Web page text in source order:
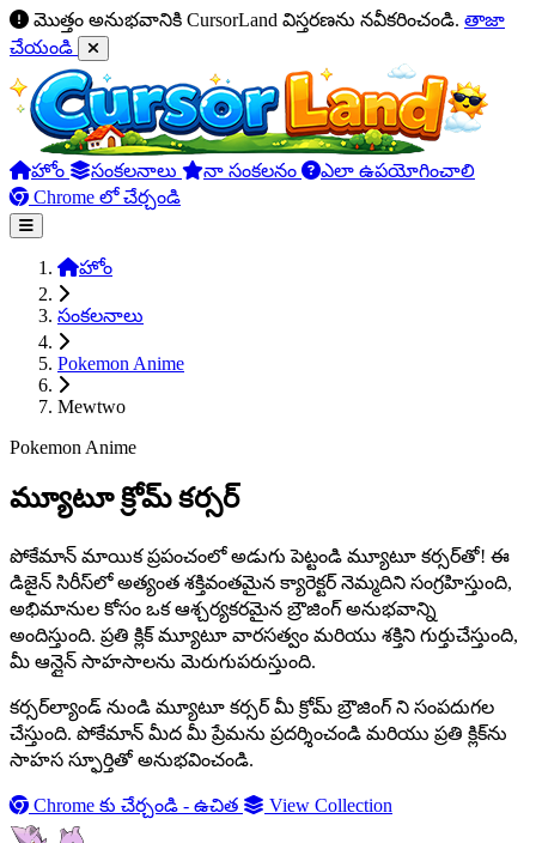
మొత్తం అనుభవానికి CursorLand విస్తరణను నవీకరించండి. తాజా
చేయండి
హోం సంకలనాలు నా సంకలనం
ఎలా ఉపయోగించాలి
Chrome లో చేర్చండి
హోం
సంకలనాలు
Pokemon Anime
Mewtwo
Pokemon Anime
మ్యూటూ క్రోమ్ కర్సర్
పోకేమాన్ మాయిక ప్రపంచంలో అడుగు పెట్టండి మ్యూటూ కర్సర్‌తో! ఈ
డిజైన్ సిరీస్‌లో అత్యంత శక్తివంతమైన క్యారెక్టర్ నెమ్మదిని సంగ్రహిస్తుంది,
అభిమానుల కోసం ఒక ఆశ్చర్యకరమైన బ్రౌజింగ్ అనుభవాన్ని
అందిస్తుంది. ప్రతి క్లిక్ మ్యూటూ వారసత్వం మరియు శక్తిని గుర్తుచేస్తుంది,
మీ ఆన్లైన్ సాహసాలను మెరుగుపరుస్తుంది.
కర్సర్‌ల్యాండ్ నుండి మ్యూటూ కర్సర్ మీ క్రోమ్ బ్రౌజింగ్ ని సంపదుగల
చేస్తుంది. పోకేమాన్ మీద మీ ప్రేమను ప్రదర్శించండి మరియు ప్రతి క్లిక్‌ను
సాహస స్ఫూర్తితో అనుభవించండి.
Chrome కు చేర్చండి - ఉచిత View Collection